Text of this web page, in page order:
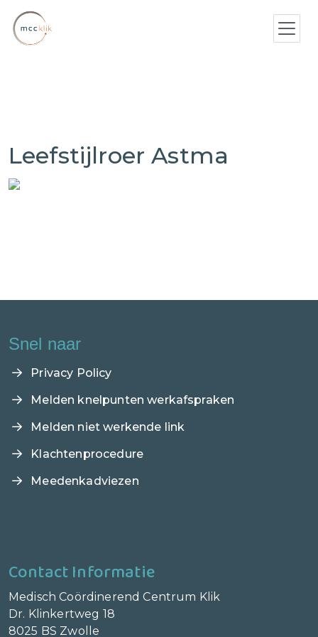
Leefstijlroer Astma
Snel naar
Privacy Policy
Melden knelpunten werkafspraken
Melden niet werkende link
Klachtenprocedure
Meedenkadviezen
Contact Informatie
Medisch Coördinerend Centrum Klik
Dr. Klinkertweg 18
8025 BS Zwolle